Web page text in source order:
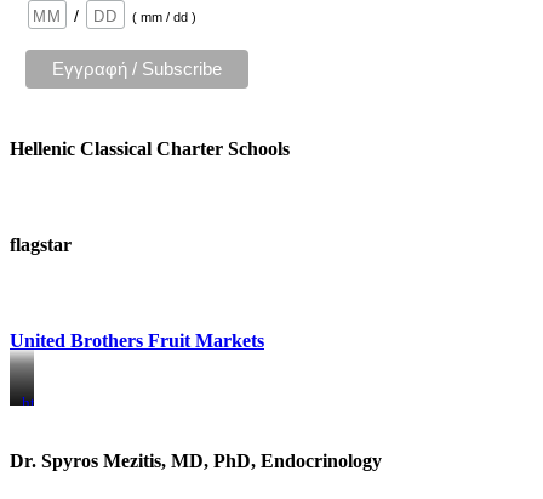
/
( mm / dd )
Hellenic Classical Charter Schools
flagstar
United Brothers Fruit Markets
https://www.unitedbrothersfruitmarkets.com/
https://www.unitedbrothersfruitmarkets.com/
Dr. Spyros Mezitis, MD, PhD, Endocrinology